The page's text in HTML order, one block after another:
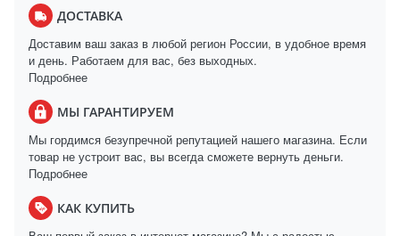
ДОСТАВКА
Доставим ваш заказ в любой регион России, в удобное время
и день. Работаем для вас, без выходных.
Подробнее
МЫ ГАРАНТИРУЕМ
Мы гордимся безупречной репутацией нашего магазина. Если
товар не устроит вас, вы всегда сможете вернуть деньги.
Подробнее
КАК КУПИТЬ